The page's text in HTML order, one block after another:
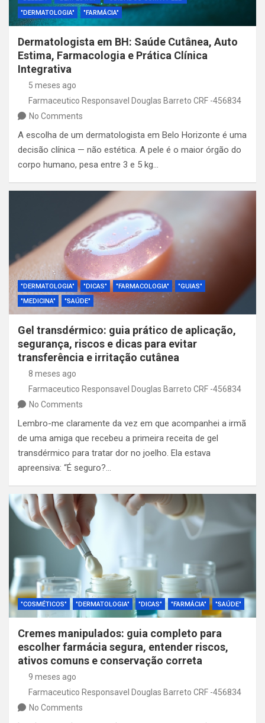
"DERMATOLOGIA"
"FARMÁCIA"
Dermatologista em BH: Saúde Cutânea, Auto
Estima, Farmacologia e Prática Clínica
Integrativa
5 meses ago
Farmaceutico Responsavel Douglas Barreto CRF -456834
No Comments
A escolha de um dermatologista em Belo Horizonte é uma
decisão clínica — não estética. A pele é o maior órgão do
corpo humano, pesa entre 3 e 5 kg…
"DERMATOLOGIA" "DICAS" "FARMACOLOGIA"
"GUIAS"
"MEDICINA"
"SAÚDE"
Gel transdérmico: guia prático de aplicação,
segurança, riscos e dicas para evitar
transferência e irritação cutânea
8 meses ago
Farmaceutico Responsavel Douglas Barreto CRF -456834
No Comments
Lembro-me claramente da vez em que acompanhei a irmã
de uma amiga que recebeu a primeira receita de gel
transdérmico para tratar dor no joelho. Ela estava
apreensiva: “É seguro?…
"COSMÉTICOS" "DERMATOLOGIA" "DICAS" "FARMÁCIA" "SAÚDE"
Cremes manipulados: guia completo para
escolher farmácia segura, entender riscos,
ativos comuns e conservação correta
9 meses ago
Farmaceutico Responsavel Douglas Barreto CRF -456834
No Comments